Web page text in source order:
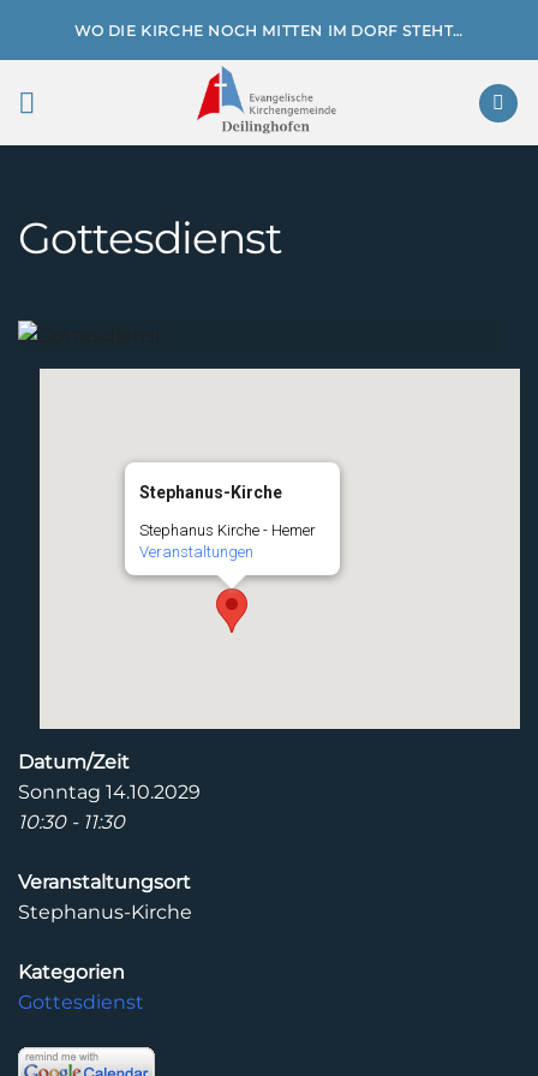
WO DIE KIRCHE NOCH MITTEN IM DORF STEHT…
Gottesdienst
Stephanus-Kirche
Stephanus Kirche - Hemer
Veranstaltungen
Datum/Zeit
Sonntag 14.10.2029
10:30 - 11:30
Veranstaltungsort
Stephanus-Kirche
Kategorien
Gottesdienst